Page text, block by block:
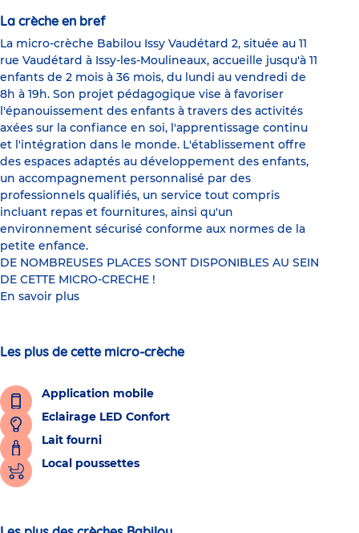
La crèche en bref
La micro-crèche Babilou Issy Vaudétard 2, située au 11
rue Vaudétard à Issy-les-Moulineaux, accueille jusqu'à 11
enfants de 2 mois à 36 mois, du lundi au vendredi de
8h à 19h. Son projet pédagogique vise à favoriser
l'épanouissement des enfants à travers des activités
axées sur la confiance en soi, l'apprentissage continu
et l'intégration dans le monde. L'établissement offre
des espaces adaptés au développement des enfants,
un accompagnement personnalisé par des
professionnels qualifiés, un service tout compris
incluant repas et fournitures, ainsi qu'un
environnement sécurisé conforme aux normes de la
petite enfance.
DE NOMBREUSES PLACES SONT DISPONIBLES AU SEIN
DE CETTE MICRO-CRECHE !
En savoir plus
Les plus de cette micro-crèche
Application mobile
Eclairage LED Confort
Lait fourni
Local poussettes